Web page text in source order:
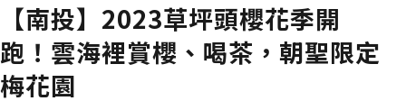
【南投】2023草坪頭櫻花季開
跑！雲海裡賞櫻、喝茶，朝聖限定
梅花園